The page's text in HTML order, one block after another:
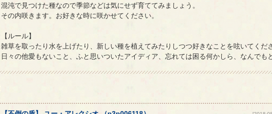
混沌で見つけた種なので季節などは気にせず育ててみましょう。
その内咲きます。お好きな時に咲かせてください。
【ルール】
雑草を取ったり水を上げたり、新しい種を植えてみたりしつつ好きなことを呟いてくださ
日々の他愛もないこと、ふと思いついたアイディア、忘れては困る何かしら、なんでも